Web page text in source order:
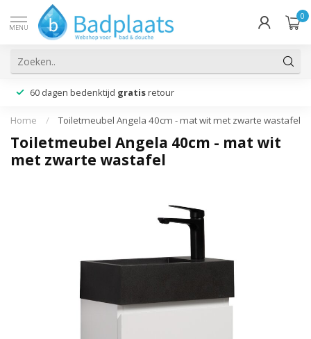
MENU
0
60 dagen bedenktijd gratis retour
Home / Toiletmeubel Angela 40cm - mat wit met zwarte wastafel
Toiletmeubel Angela 40cm - mat wit
met zwarte wastafel